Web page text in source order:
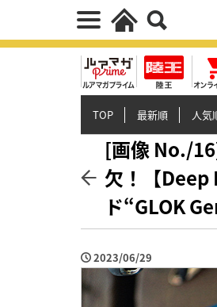
TOP 最新順 人気
[画像 No./
欠！【Deep
ド“GLOK
2023/06/29